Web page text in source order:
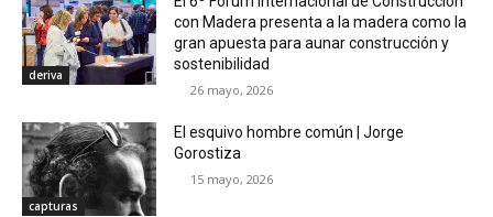
deriva
con Madera presenta a la madera como la
gran apuesta para aunar construcción y
sostenibilidad
26 mayo, 2026
capturas
El esquivo hombre común | Jorge
Gorostiza
15 mayo, 2026